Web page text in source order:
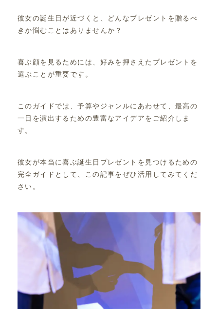
彼女の誕生日が近づくと、どんなプレゼントを贈るべ
きか悩むことはありませんか？
喜ぶ顔を見るためには、好みを押さえたプレゼントを
選ぶことが重要です。
このガイドでは、予算やジャンルにあわせて、最高の
一日を演出するための豊富なアイデアをご紹介しま
す。
彼女が本当に喜ぶ誕生日プレゼントを見つけるための
完全ガイドとして、この記事をぜひ活用してみてくだ
さい。